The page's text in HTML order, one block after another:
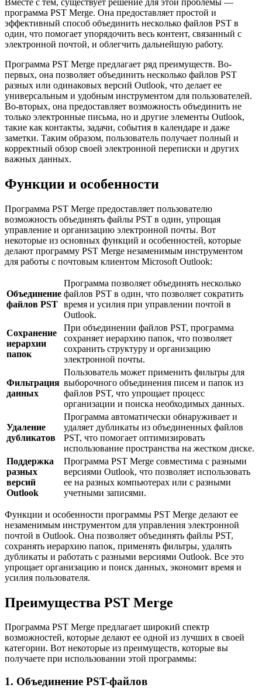
программа PST Merge. Она предоставляет простой и
эффективный способ объединить несколько файлов PST в
один, что помогает упорядочить весь контент, связанный с
электронной почтой, и облегчить дальнейшую работу.
Программа PST Merge предлагает ряд преимуществ. Во-
первых, она позволяет объединить несколько файлов PST
разных или одинаковых версий Outlook, что делает ее
универсальным и удобным инструментом для пользователей.
Во-вторых, она предоставляет возможность объединить не
только электронные письма, но и другие элементы Outlook,
такие как контакты, задачи, события в календаре и даже
заметки. Таким образом, пользователь получает полный и
корректный обзор своей электронной переписки и других
важных данных.
Функции и особенности
Программа PST Merge предоставляет пользователю
возможность объединять файлы PST в один, упрощая
управление и организацию электронной почты. Вот
некоторые из основных функций и особенностей, которые
делают программу PST Merge незаменимым инструментом
для работы с почтовым клиентом Microsoft Outlook:
Объединение
файлов PST
Программа позволяет объединять несколько
файлов PST в один, что позволяет сократить
время и усилия при управлении почтой в
Outlook.
Сохранение
иерархии
папок
При объединении файлов PST, программа
сохраняет иерархию папок, что позволяет
сохранить структуру и организацию
электронной почты.
Фильтрация
данных
Пользователь может применить фильтры для
выборочного объединения писем и папок из
файлов PST, что упрощает процесс
организации и поиска необходимых данных.
Удаление
дубликатов
Программа автоматически обнаруживает и
удаляет дубликаты из объединенных файлов
PST, что помогает оптимизировать
использование пространства на жестком диске.
Поддержка
разных
версий
Outlook
Программа PST Merge совместима с разными
версиями Outlook, что позволяет использовать
ее на разных компьютерах или с разными
учетными записями.
Функции и особенности программы PST Merge делают ее
незаменимым инструментом для управления электронной
почтой в Outlook. Она позволяет объединять файлы PST,
сохранять иерархию папок, применять фильтры, удалять
дубликаты и работать с разными версиями Outlook. Все это
упрощает организацию и поиск данных, экономит время и
усилия пользователя.
Преимущества PST Merge
Программа PST Merge предлагает широкий спектр
возможностей, которые делают ее одной из лучших в своей
категории. Вот некоторые из преимуществ, которые вы
получаете при использовании этой программы:
1. Объединение PST-файлов